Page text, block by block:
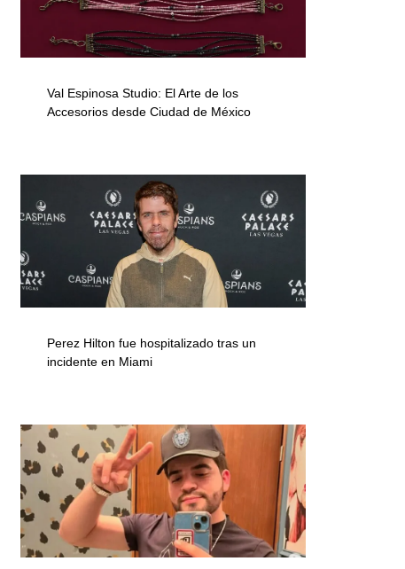
Val Espinosa Studio: El Arte de los
Accesorios desde Ciudad de México
Perez Hilton fue hospitalizado tras un
incidente en Miami